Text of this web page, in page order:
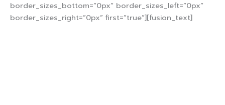
border_sizes_bottom=”0px” border_sizes_left=”0px”
border_sizes_right=”0px” first=”true”][fusion_text]